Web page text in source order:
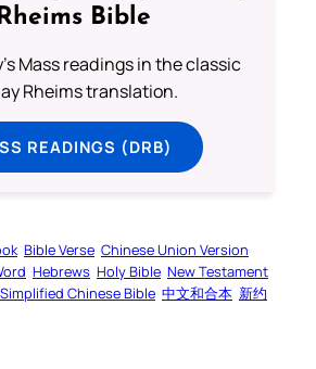
Bible
Mass readings in the classic
Rheims translation.
READINGS (DRB)
Bible Verse Chinese Union Version
Hebrews Holy Bible New Testament
Simplified Chinese Bible 中文和合本 新约